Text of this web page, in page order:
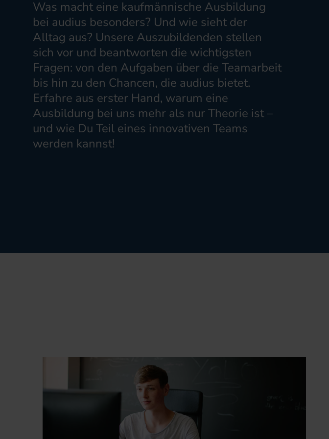
Was macht eine kaufmännische Ausbildung
bei audius besonders? Und wie sieht der
Alltag aus? Unsere Auszubildenden stellen
sich vor und beantworten die wichtigsten
Fragen: von den Aufgaben über die Teamarbeit
bis hin zu den Chancen, die audius bietet.
Erfahre aus erster Hand, warum eine
Ausbildung bei uns mehr als nur Theorie ist –
und wie Du Teil eines innovativen Teams
werden kannst!